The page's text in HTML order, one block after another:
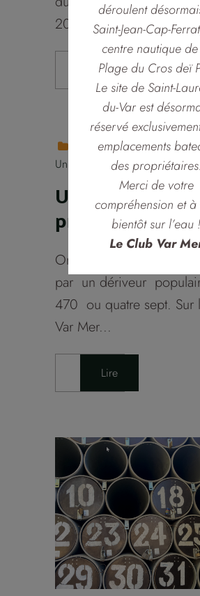
20/06 avec 4 manches...
Lire
Événements Sommaire
Un Bateau Et Son Propriétaire
Un bateau, un
propriétaire
On débute cette
par un dériveur
470 ou quatre sept. Sur
Var Mer...
Lire
déroulent
Saint-Jean-Cap-
centre nautique
Plage du Cros deï
Le site de Saint-
du-Var est
réservé
emplacements
des propriétaires.
Merci de votre
compréhension et à
bientôt sur l’eau !
Le Club Var